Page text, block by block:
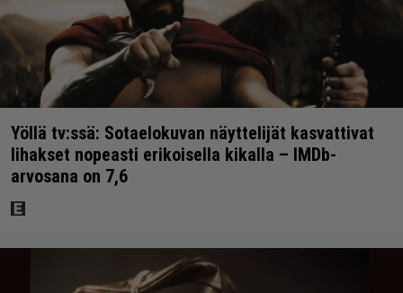
Yöllä tv:ssä: Sotaelokuvan näyttelijät kasvattivat
lihakset nopeasti erikoisella kikalla – IMDb-
arvosana on 7,6